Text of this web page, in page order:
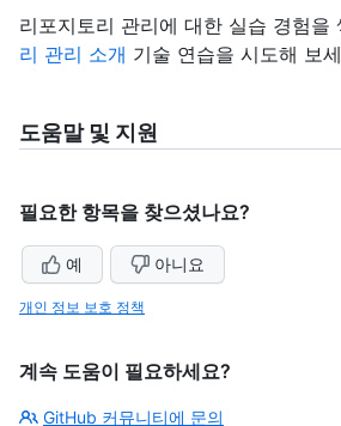
리포지토리 관리에 대한 실습 경험을
리 관리 소개 기술 연습을 시도해 보
도움말 및 지원
필요한 항목을 찾으셨나요?
예 아니요
개인 정보 보호 정책
계속 도움이 필요하세요?
GitHub 커뮤니티에 문의